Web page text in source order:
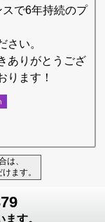
スで6年持続のプ
さい。
ありがとうござ
ります！
は、
ます。
す。